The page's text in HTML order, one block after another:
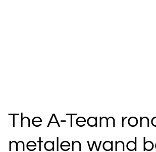
The A-Team
metalen wand